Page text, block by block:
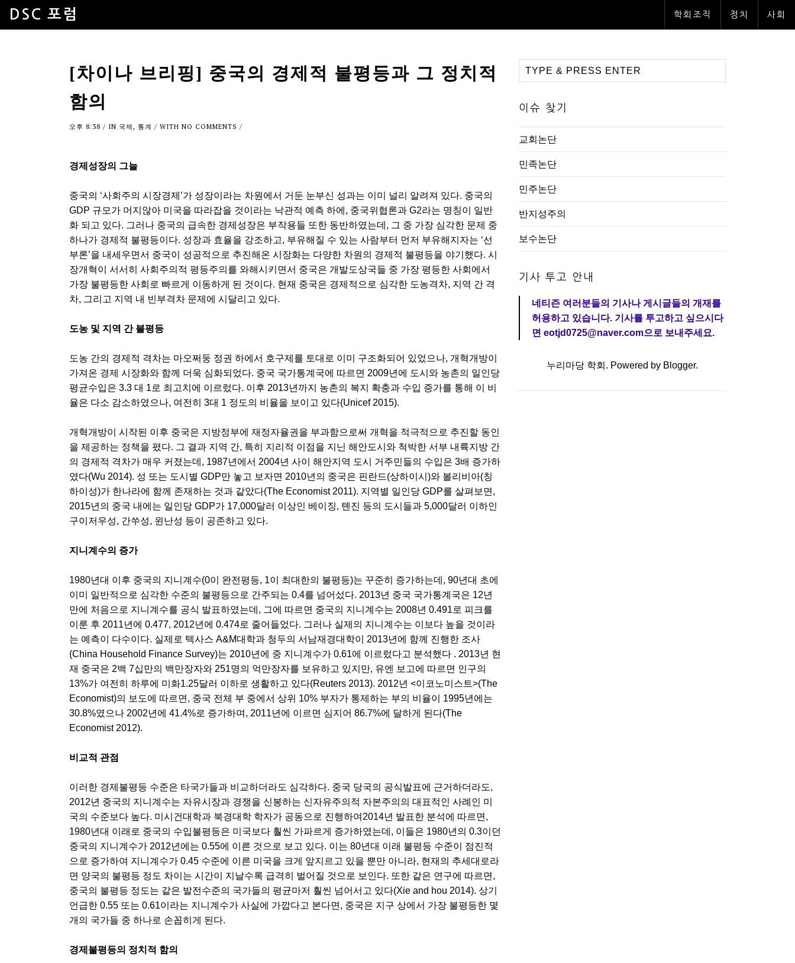
DSC 포럼 학회조직 정치 사회
[차이나 브리핑] 중국의 경제적 불평등과 그 정치적
함의
오후 8:38 / IN 국제, 통계 / WITH NO COMMENTS /
경제성장의 그늘
중국의 ‘사회주의 시장경제’가 성장이라는 차원에서 거둔 눈부신 성과는 이미 널리 알려져 있다. 중국의
GDP 규모가 머지않아 미국을 따라잡을 것이라는 낙관적 예측 하에, 중국위협론과 G2라는 명칭이 일반
화 되고 있다. 그러나 중국의 급속한 경제성장은 부작용들 또한 동반하였는데, 그 중 가장 심각한 문제 중
하나가 경제적 불평등이다. 성장과 효율을 강조하고, 부유해질 수 있는 사람부터 먼저 부유해지자는 ‘선
부론’을 내세우면서 중국이 성공적으로 추진해온 시장화는 다양한 차원의 경제적 불평등을 야기했다. 시
장개혁이 서서히 사회주의적 평등주의를 와해시키면서 중국은 개발도상국들 중 가장 평등한 사회에서
가장 불평등한 사회로 빠르게 이동하게 된 것이다. 현재 중국은 경제적으로 심각한 도농격차, 지역 간 격
차, 그리고 지역 내 빈부격차 문제에 시달리고 있다.
도농 및 지역 간 불평등
도농 간의 경제적 격차는 마오쩌둥 정권 하에서 호구제를 토대로 이미 구조화되어 있었으나, 개혁개방이
가져온 경제 시장화와 함께 더욱 심화되었다. 중국 국가통계국에 따르면 2009년에 도시와 농촌의 일인당
평균수입은 3.3 대 1로 최고치에 이르렀다. 이후 2013년까지 농촌의 복지 확충과 수입 증가를 통해 이 비
율은 다소 감소하였으나, 여전히 3대 1 정도의 비율을 보이고 있다(Unicef 2015).
개혁개방이 시작된 이후 중국은 지방정부에 재정자율권을 부과함으로써 개혁을 적극적으로 추진할 동인
을 제공하는 정책을 폈다. 그 결과 지역 간, 특히 지리적 이점을 지닌 해안도시와 척박한 서부 내륙지방 간
의 경제적 격차가 매우 커졌는데, 1987년에서 2004년 사이 해안지역 도시 거주민들의 수입은 3배 증가하
였다(Wu 2014). 성 또는 도시별 GDP만 놓고 보자면 2010년의 중국은 핀란드(상하이시)와 볼리비아(칭
하이성)가 한나라에 함께 존재하는 것과 같았다(The Economist 2011). 지역별 일인당 GDP를 살펴보면,
2015년의 중국 내에는 일인당 GDP가 17,000달러 이상인 베이징, 톈진 등의 도시들과 5,000달러 이하인
구이저우성, 간쑤성, 윈난성 등이 공존하고 있다.
지니계수의 증가
1980년대 이후 중국의 지니계수(0이 완전평등, 1이 최대한의 불평등)는 꾸준히 증가하는데, 90년대 초에
이미 일반적으로 심각한 수준의 불평등으로 간주되는 0.4를 넘어섰다. 2013년 중국 국가통계국은 12년
만에 처음으로 지니계수를 공식 발표하였는데, 그에 따르면 중국의 지니계수는 2008년 0.491로 피크를
이룬 후 2011년에 0.477, 2012년에 0.474로 줄어들었다. 그러나 실제의 지니계수는 이보다 높을 것이라
는 예측이 다수이다. 실제로 텍사스 A&M대학과 청두의 서남재경대학이 2013년에 함께 진행한 조사
(China Household Finance Survey)는 2010년에 중 지니계수가 0.61에 이르렀다고 분석했다 . 2013년 현
재 중국은 2백 7십만의 백만장자와 251명의 억만장자를 보유하고 있지만, 유엔 보고에 따르면 인구의
13%가 여전히 하루에 미화1.25달러 이하로 생활하고 있다(Reuters 2013). 2012년 <이코노미스트>(The
Economist)의 보도에 따르면, 중국 전체 부 중에서 상위 10% 부자가 통제하는 부의 비율이 1995년에는
30.8%였으나 2002년에 41.4%로 증가하며, 2011년에 이르면 심지어 86.7%에 달하게 된다(The
Economist 2012).
비교적 관점
이러한 경제불평등 수준은 타국가들과 비교하더라도 심각하다. 중국 당국의 공식발표에 근거하더라도,
2012년 중국의 지니계수는 자유시장과 경쟁을 신봉하는 신자유주의적 자본주의의 대표적인 사례인 미
국의 수준보다 높다. 미시건대학과 북경대학 학자가 공동으로 진행하여2014년 발표한 분석에 따르면,
1980년대 이래로 중국의 수입불평등은 미국보다 훨씬 가파르게 증가하였는데, 이들은 1980년의 0.3이던
중국의 지니계수가 2012년에는 0.55에 이른 것으로 보고 있다. 이는 80년대 이래 불평등 수준이 점진적
으로 증가하여 지니계수가 0.45 수준에 이른 미국을 크게 앞지르고 있을 뿐만 아니라, 현재의 추세대로라
면 양국의 불평등 정도 차이는 시간이 지날수록 급격히 벌어질 것으로 보인다. 또한 같은 연구에 따르면,
중국의 불평등 정도는 같은 발전수준의 국가들의 평균마저 훨씬 넘어서고 있다(Xie and hou 2014). 상기
언급한 0.55 또는 0.61이라는 지니계수가 사실에 가깝다고 본다면, 중국은 지구 상에서 가장 불평등한 몇
개의 국가들 중 하나로 손꼽히게 된다.
경제불평등의 정치적 함의
이슈 찾기
교회논단
민족논단
민주논단
반지성주의
보수논단
기사 투고 안내
네티즌 여러분들의 기사나 게시글들의 개재를
허용하고 있습니다. 기사를 투고하고 싶으시다
면 eotjd0725@naver.com으로 보내주세요.
누리마당 학회. Powered by Blogger.